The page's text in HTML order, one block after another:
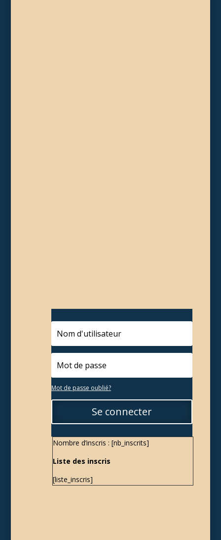
Mot de passe oublié?
Se connecter
Nombre d’inscris : [nb_inscrits]
Liste des inscris
[liste_inscris]